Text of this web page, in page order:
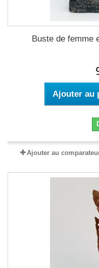
Buste de femme
Ajouter au
Ajouter au